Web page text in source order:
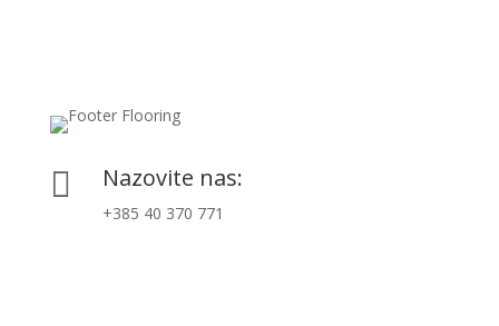
 Nazovite nas:
+385 40 370 771